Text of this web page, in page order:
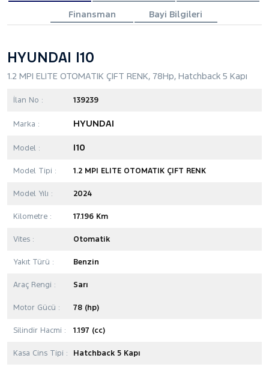
Finansman
Bayi Bilgileri
HYUNDAI I10
1.2 MPI ELITE OTOMATIK ÇIFT RENK, 78Hp, Hatchback 5 Kapı
İlan No : 139239
Marka : HYUNDAI
Model : I10
Model Tipi : 1.2 MPI ELITE OTOMATIK ÇIFT RENK
Model Yılı : 2024
Kilometre : 17.196 Km
Vites : Otomatik
Yakıt Türü : Benzin
Araç Rengi : Sarı
Motor Gücü : 78 (hp)
Silindir Hacmi : 1.197 (cc)
Kasa Cins Tipi : Hatchback 5 Kapı